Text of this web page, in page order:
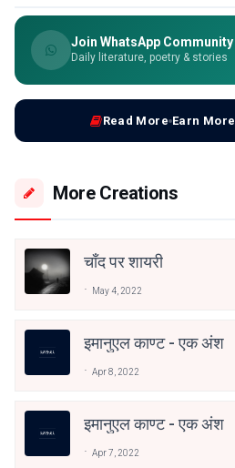
Join WhatsApp Community
Daily literature, poetry & stories
Read More Earn More
More Creations
चाँद पर शायरी
May 4, 2022
इमानुएल काण्ट - एक अंश
Apr 8, 2022
इमानुएल काण्ट - एक अंश
Apr 7, 2022